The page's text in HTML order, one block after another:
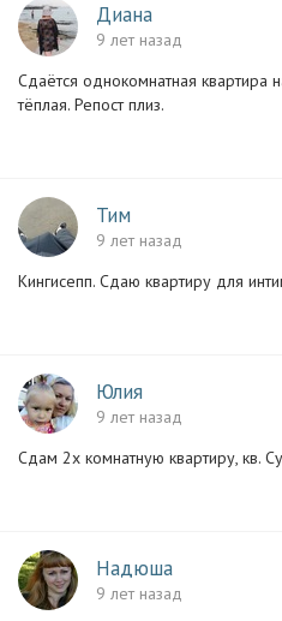
Диана
9 лет назад
Сдаётся однокомнатная квартира
тёплая. Репост плиз.
Тим
9 лет назад
Кингисепп. Сдаю квартиру для
Юлия
9 лет назад
Сдам 2х комнатную квартиру, кв.
Надюша
9 лет назад